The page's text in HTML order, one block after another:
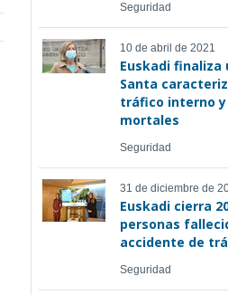
Seguridad
10 de abril de 2021
Euskadi finaliza
Santa
tráfico interno
mortales
Seguridad
31 de diciembre de
Euskadi cierra
personas
accidente de
Seguridad